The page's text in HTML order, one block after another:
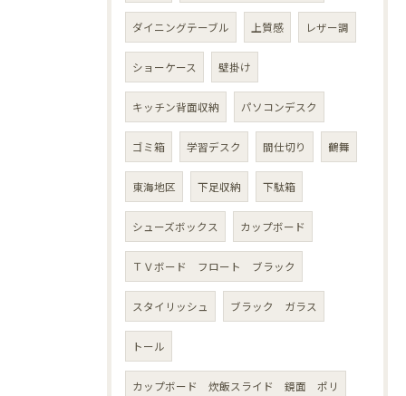
ダイニングテーブル 上質感 レザー調
ショーケース 壁掛け
キッチン背面収納 パソコンデスク
ゴミ箱 学習デスク 間仕切り 鶴舞
東海地区 下足収納 下駄箱
シューズボックス カップボード
ＴＶボード フロート ブラック
スタイリッシュ ブラック ガラス
トール
カップボード 炊飯スライド 鏡面 ポリ